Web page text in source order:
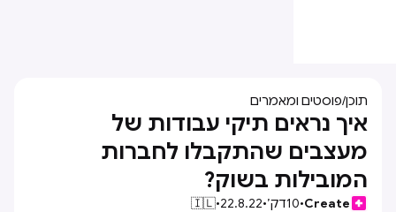
תוכן/פוסטים ומאמרים
איך נראים תיקי עבודות של
מעצבים שהתקבלו לחברות
המובילות בשוק?
Create
•
10דק׳•
22.8.22
•
🇮🇱